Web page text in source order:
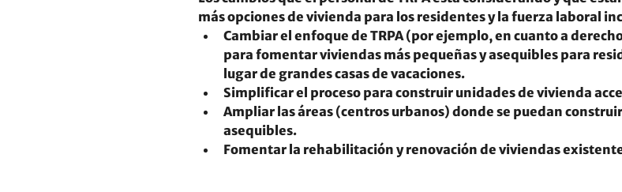
más opciones de vivienda para los residentes y la fuerza laboral
Cambiar el enfoque de TRPA (por ejemplo, en cuanto a
para fomentar viviendas más pequeñas y asequibles para
lugar de grandes casas de vacaciones.
Simplificar el proceso para construir unidades de vivienda
Ampliar las áreas (centros urbanos) donde se puedan
asequibles.
Fomentar la rehabilitación y renovación de viviendas